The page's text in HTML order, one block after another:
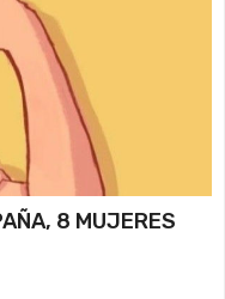
8 MUJERES